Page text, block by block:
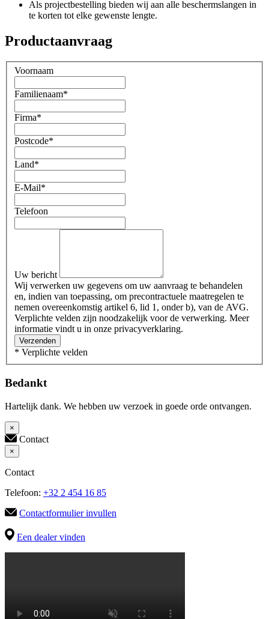
Als projectbestelling bieden wij aan alle beschermslangen in
te korten tot elke gewenste lengte.
Productaanvraag
Voornaam
Familienaam*
Firma*
Postcode*
Land*
E-Mail*
Telefoon
Uw bericht
Wij verwerken uw gegevens om uw aanvraag te behandelen
en, indien van toepassing, om precontractuele maatregelen te
nemen overeenkomstig artikel 6, lid 1, onder b), van de AVG.
Verplichte velden zijn noodzakelijk voor de verwerking. Meer
informatie vindt u in onze privacyverklaring.
Verzenden
* Verplichte velden
Bedankt
Hartelijk dank. We hebben uw verzoek in goede orde ontvangen.
×
Contact
×
Contact
Telefoon: +32 2 454 16 85
Contactformulier invullen
Een dealer vinden